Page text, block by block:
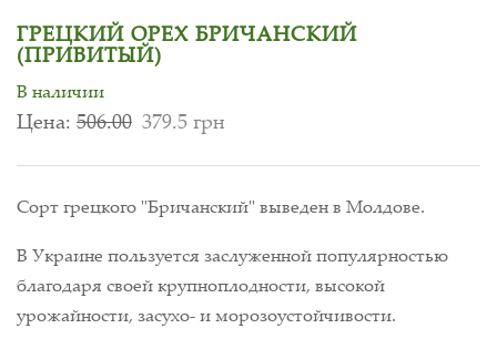
ГРЕЦКИЙ ОРЕХ БРИЧАНСКИЙ
(ПРИВИТЫЙ)
В наличии
Цена: 506.00 379.5 грн
Сорт грецкого "Бричанский" выведен в Молдове.
В Украине пользуется заслуженной популярностью
благодаря своей крупноплодности, высокой
урожайности, засухо- и морозоустойчивости.